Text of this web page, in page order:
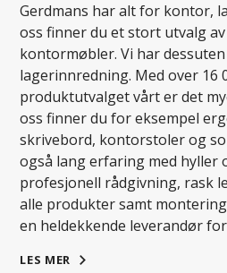
Gerdmans har alt for kontor,
oss finner du et stort utvalg
kontormøbler. Vi har
lagerinnredning. Med over 16
produktutvalget vårt er det
oss finner du for eksempel
skrivebord, kontorstoler og
også lang erfaring med hyller
profesjonell rådgivning, rask
alle produkter samt
en heldekkende leverandør
LES MER